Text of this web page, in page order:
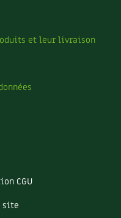
et leur livraison
CGU
site